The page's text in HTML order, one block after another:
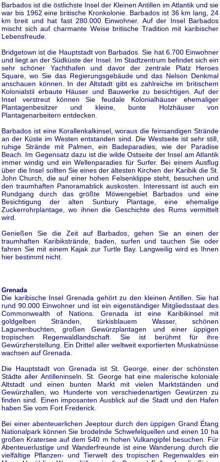
Barbados ist die östlichste Insel der Kleinen Antillen im Atlantik und sie
war bis 1962 eine britische Kronkolonie. Barbados ist 36 km lang, 24
km breit und hat fast 280.000 Einwohner. Auf der Insel Barbados
mischt sich auf charmante Weise britische Tradition mit karibischer
Lebensfreude.
Bridgetown ist die Hauptstadt von Barbados. Sie hat 6.700 Einwohner
und liegt an der Südküste der Insel. Im Stadtzentrum befindet sich ein
sehr schöner Yachthafen und davor der zentrale Platz Heroes
Square, wo Sie das Regierungsgebäude und das Nelson Denkmal
anschauen können. In der Altstadt gibt es zahlreiche im britischem
Kolonialstil erbaute Häuser und Bauwerke zu besichtigen. Auf der
Insel verstreut können Sie feudale Kolonialhäuser ehemaliger
Plantagenbesitzer und kleine, bunte Holzhäuser von
Plantagenarbeitern entdecken.
Barbados ist eine Korallenkalkinsel, woraus die feinsandigen Strände
an der Küste im Westen entstanden sind. Die Westseite ist sehr still,
ruhige Strände mit Palmen, ein Badeparadies, wie der Paradise
Beach. Im Gegensatz dazu ist die wilde Ostseite der Insel am Atlantik
immer windig und ein Wellenparadies für Surfer. Bei einem Ausflug
über die Insel sollten Sie eines der ältesten Kirchen der Karibik die St.
John Church, die auf einer hohen Felsenklippe steht, besuchen und
den traumhaften Panoramablick auskosten. Interessant ist auch ein
Rundgang durch das größte Möwengebiet Barbados und eine
Besichtigung der alten Sunbury Plantage, eine ehemalige
Zuckerrohrplantage, wo ihnen die Geschichte des Rums vermittelt
wird.
Genießen Sie die Zeit auf Barbados, gehen Sie an einen der
traumhaften Karibikstrände, baden, surfen und tauchen Sie oder
fahren Sie mit einem Kajak zur Turtle Bay. Langweilig wird es Ihnen
hier bestimmt nicht.
Grenada
Die karibische Insel Grenada gehört zu den kleinen Antillen. Sie hat
rund 90.000 Einwohner und ist ein eigenständiger Mitgliedsstaat des
Commonwealth of Nations. Grenada ist eine Karibikinsel mit
goldgelben Stränden, türkisblauem Wasser, schönen
Lagunenbuchten, großen Gewürzplantagen und einer üppigen
tropischen Regenwaldlandschaft. Sie ist berühmt für ihre
Gewürzherstellung. Ein Drittel aller weltweit exportierten Muskatnüsse
wachsen auf Grenada.
Die Hauptstadt von Grenada ist St. George, einer der schönsten
Städte aller Antilleninseln. St. George hat eine malerische koloniale
Altstadt und einen bunten Markt mit vielen Marktständen und
Gewürzhallen, wo Hunderte von verschiedenartigen Gewürzen zu
finden sind. Einen imposanten Ausblick auf die Stadt und den Hafen
haben Sie vom Fort Frederick.
Bei einer abenteuerlichen Jeeptour durch den üppigen Grand Étang
Nationalpark können Sie brodelnde Schwefelquellen und einen 10 ha
großen Kratersee auf dem 540 m hohen Vulkangipfel besuchen. Für
Abenteuerlustige und Wanderfreunde ist eine Wanderung durch die
vielfältige Pflanzen- und Tierwelt des tropischen Regenwaldes ein